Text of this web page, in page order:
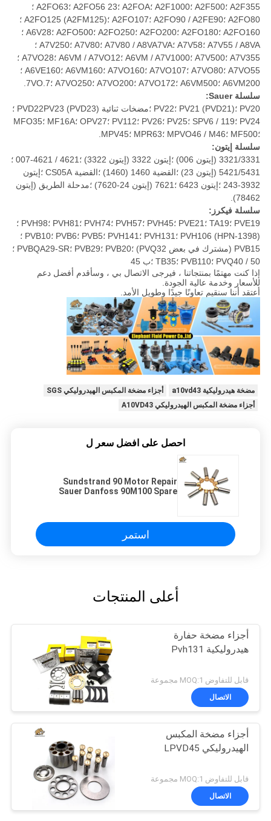
A2F355 ؛A2F500 ؛A2F1000 ؛A2FOA ؛23 A2FO56 ؛A2FO63 ؛
A2FO80 ؛A2FO90 / A2FE90 ؛A2FO107 ؛A2FO125 (A2FM125) ؛
A2FO160 ؛A2FO180 ؛A2FO200 ؛A2FO250 ؛A2FO500 ؛A6V28 ؛
A7V55 / A8VA ؛A7V58 ؛A7V80 / A8VA7VA ؛A7V80 ؛A7V250 ؛
A7V355 ؛A7V500 ؛A6VM / A7V1000 ؛A6VM / A7VO12 ؛A7VO28 ؛
A7VO55 ؛A7VO80 ؛A7VO107 ؛A7VO160 ؛A6VM160 ؛A6VE160 ؛
A6VM200 ؛A6VM500 ؛A7VO172 ؛A7VO200 ؛A7VO250 ؛7VO.7.
سلسلة Sauer:
PV20 ؛PV21 (PVD21) ؛PV22 ؛مضخات ثنائية PVD22PV23 (PVD23) ؛
PV24 ؛SPV6 / 119 ؛PV25 ؛PV26 ؛PV112 ؛OPV27 ؛MF16A ؛MFO35
؛MF500 ؛MPVO46 / M46 ؛MPR63 ؛MPV45.
سلسلة إيتون:
3321/3331 (إيتون 006) ؛إيتون 3322 (إيتون 3322) ؛4621 / 4621-007 ؛
5421/5431 (إيتون 23) ؛القضية 1460 (1460) ؛القضية CS05A ؛إيتون
3932-243 ؛إيتون 6423 ؛7621 (إيتون 24-7620) ؛مدحلة الطريق (إيتون
78462).
سلسلة فيكرز:
PVE19 ؛TA19 ؛PVE21 ؛PVH45 ؛PVH57 ؛PVH74 ؛PVH81 ؛PVH98 ؛
PVH106 (HPN-1398) ؛PVH131 ؛PVH141 ؛PVB5 ؛PVB6 ؛PVB10 ؛
PVB15 (مشترك في بعض PVQ32) ؛PVB20 ؛PVB29 ؛PVBQA29-SR ؛
PVQ40 / 50 ؛PVB110 ؛TB35 ؛ب 45
إذا كنت مهتمًا بمنتجاتنا ، فيرجى الاتصال بي ، وسأقدم أفضل دعم
للأسعار وخدمة عالية الجودة.
أعتقد أننا سنقيم تعاونًا جيدًا وطويل الأمد.
مضخة هيدروليكية a10vd43
أجزاء مضخة المكبس الهيدروليكي SGS
أجزاء مضخة المكبس الهيدروليكي A10VD43
احصل على افضل سعر ل
Sundstrand 90 Motor Repair
Sauer Danfoss 90M100 Spare
استمر
أعلى المنتجات
أجزاء مضخة حفارة
هيدروليكية Pvh131
قابل للتفاوض MOQ:1 مجموعة
الاتصال
أجزاء مضخة المكبس
الهيدروليكي LPVD45
قابل للتفاوض MOQ:1 مجموعة
الاتصال